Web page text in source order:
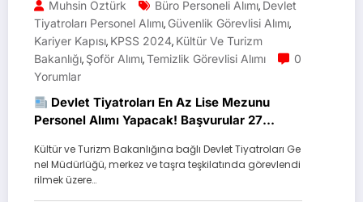
Muhsin Öztürk Büro Personeli Alımı, Devlet
Tiyatroları Personel Alımı, Güvenlik Görevlisi Alımı,
Kariyer Kapısı, KPSS 2024, Kültür Ve Turizm
Bakanlığı, Şoför Alımı,Temizlik Görevlisi Alımı
0
Yorumlar
Devlet Tiyatroları En Az Lise Mezunu
Personel Alımı Yapacak! Başvurular 27
Kültür ve Turizm Bakanlığına bağlı Devlet Tiyatroları Ge
nel Müdürlüğü, merkez ve taşra teşkilatında görevlendi
rilmek üzere…